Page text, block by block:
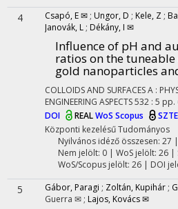
4 Csapó, E ✉ ; Ungor, D ; Kele, Z ;
Janovák, L ; Dékány, I ✉
Influence of pH and
ratios on the
gold nanoparticles
COLLOIDS AND SURFACES A :
ENGINEERING ASPECTS532 : 5 pp.
DOI
REALWoS Scopus
Központi kezelésűTudományos
Nyilvános idéző összesen: 27
Nem jelölt: 0 | WoS jelölt: 26 |
WoS/Scopus jelölt: 26 | DOI
5 Gábor, Paragi ; Zoltán, Kupihár ;
Guerra ✉ ; Lajos, Kovács ✉